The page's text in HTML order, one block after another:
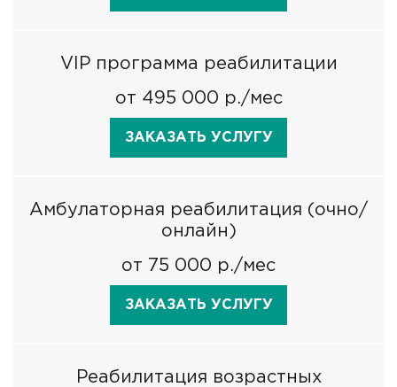
VIP программа реабилитации
от 495 000 р./мес
ЗАКАЗАТЬ УСЛУГУ
Амбулаторная реабилитация (очно/
онлайн)
от 75 000 р./мес
ЗАКАЗАТЬ УСЛУГУ
Реабилитация возрастных